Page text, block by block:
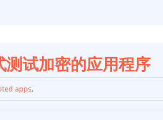
测试加密的应用程序
apps,